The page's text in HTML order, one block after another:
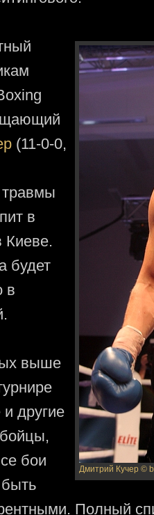
Дмитрий Кучер ©
(11-0-0,
травмы
в
Киеве.
будет
в
выше
другие
бои
Полный